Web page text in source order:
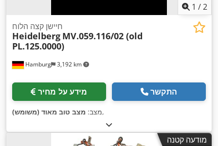
1 /2
Hamburg 3,192 km
חיישן קצה הלוח
Heidelberg MV.059.116/02 (old
PL.125.0000)
מידע על מחיר התקשר
מצב: מצב טוב מאוד (משומש) ,
מודעה קטנה